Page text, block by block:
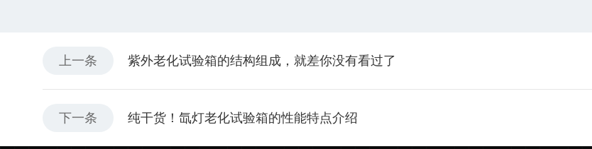
上一条 紫外老化试验箱的结构组成，就差你没有看过了
下一条 纯干货！氙灯老化试验箱的性能特点介绍